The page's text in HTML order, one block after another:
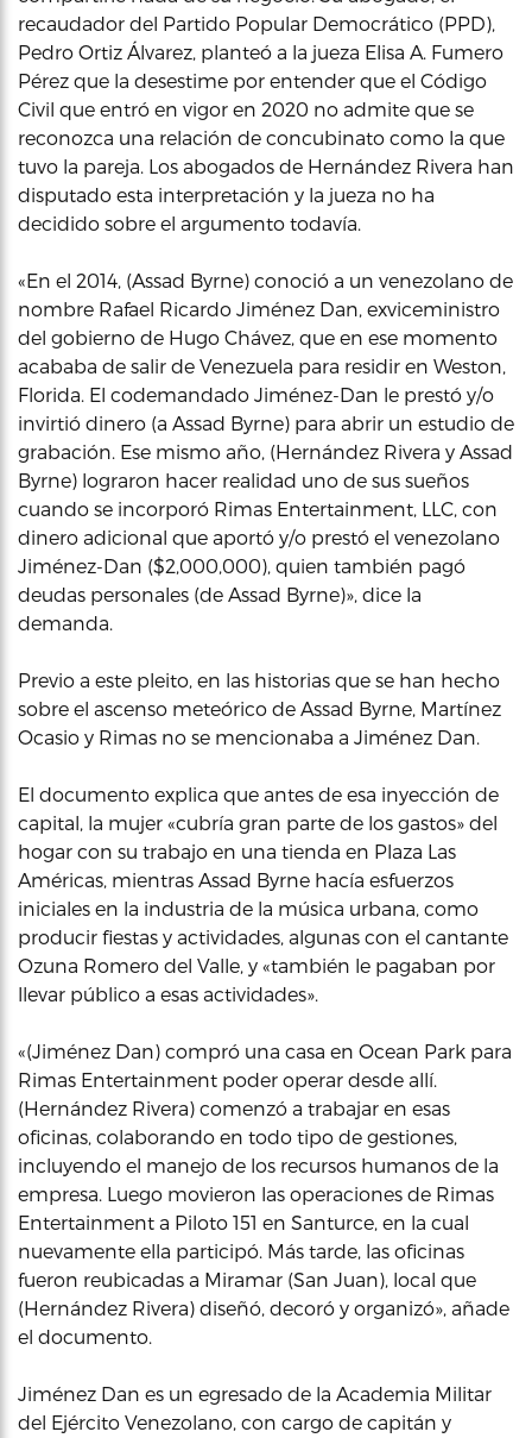
recaudador del Partido Popular Democrático (PPD),
Pedro Ortiz Álvarez, planteó a la jueza Elisa A. Fumero
Pérez que la desestime por entender que el Código
Civil que entró en vigor en 2020 no admite que se
reconozca una relación de concubinato como la que
tuvo la pareja. Los abogados de Hernández Rivera han
disputado esta interpretación y la jueza no ha
decidido sobre el argumento todavía.
«En el 2014, (Assad Byrne) conoció a un venezolano de
nombre Rafael Ricardo Jiménez Dan, exviceministro
del gobierno de Hugo Chávez, que en ese momento
acababa de salir de Venezuela para residir en Weston,
Florida. El codemandado Jiménez-Dan le prestó y/o
invirtió dinero (a Assad Byrne) para abrir un estudio de
grabación. Ese mismo año, (Hernández Rivera y Assad
Byrne) lograron hacer realidad uno de sus sueños
cuando se incorporó Rimas Entertainment, LLC, con
dinero adicional que aportó y/o prestó el venezolano
Jiménez-Dan ($2,000,000), quien también pagó
deudas personales (de Assad Byrne)», dice la
demanda.
Previo a este pleito, en las historias que se han hecho
sobre el ascenso meteórico de Assad Byrne, Martínez
Ocasio y Rimas no se mencionaba a Jiménez Dan.
El documento explica que antes de esa inyección de
capital, la mujer «cubría gran parte de los gastos» del
hogar con su trabajo en una tienda en Plaza Las
Américas, mientras Assad Byrne hacía esfuerzos
iniciales en la industria de la música urbana, como
producir fiestas y actividades, algunas con el cantante
Ozuna Romero del Valle, y «también le pagaban por
llevar público a esas actividades».
«(Jiménez Dan) compró una casa en Ocean Park para
Rimas Entertainment poder operar desde allí.
(Hernández Rivera) comenzó a trabajar en esas
oficinas, colaborando en todo tipo de gestiones,
incluyendo el manejo de los recursos humanos de la
empresa. Luego movieron las operaciones de Rimas
Entertainment a Piloto 151 en Santurce, en la cual
nuevamente ella participó. Más tarde, las oficinas
fueron reubicadas a Miramar (San Juan), local que
(Hernández Rivera) diseñó, decoró y organizó», añade
el documento.
Jiménez Dan es un egresado de la Academia Militar
del Ejército Venezolano, con cargo de capitán y